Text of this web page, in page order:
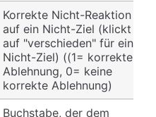
Korrekte Nicht-Reaktion
auf ein Nicht-Ziel (klickt
auf "verschieden" für ein
Nicht-Ziel) ((1= korrekte
Ablehnung, 0= keine
korrekte Ablehnung)
Buchstabe, der dem